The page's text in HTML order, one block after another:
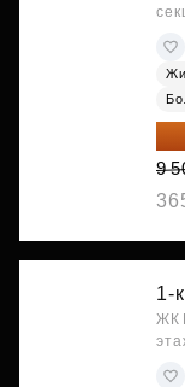
9
1-
ЖК